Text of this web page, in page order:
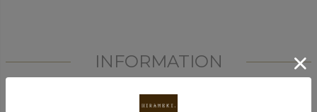
INFORMATION